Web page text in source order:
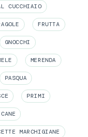
CUCCHIAIO
FRUTTA
GNOCCHI
MERENDA
PASQUA
PRIMI
MARCHIGIANE